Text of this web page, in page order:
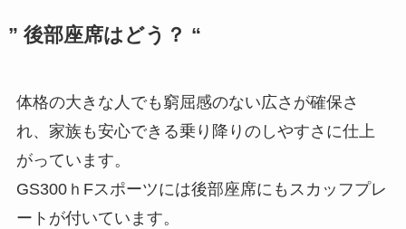
” 後部座席はどう？ “
体格の大きな人でも窮屈感のない広さが確保さ
れ、家族も安心できる乗り降りのしやすさに仕上
がっています。
GS300ｈFスポーツには後部座席にもスカッフプレ
ートが付いています。